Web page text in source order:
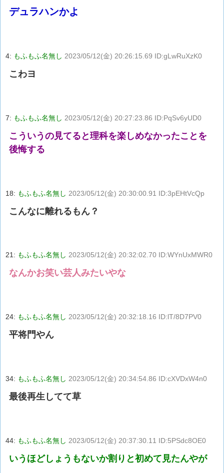
デュラハンかよ
4: もふもふ名無し 2023/05/12(金) 20:26:15.69 ID:gLwRuXzK0
こわヨ
7: もふもふ名無し 2023/05/12(金) 20:27:23.86 ID:PqSv6yUD0
こういうの見てると理科を楽しめなかったことを
後悔する
18: もふもふ名無し 2023/05/12(金) 20:30:00.91 ID:3pEHtVcQp
こんなに離れるもん？
21: もふもふ名無し 2023/05/12(金) 20:32:02.70 ID:WYnUxMWR0
なんかお笑い芸人みたいやな
24: もふもふ名無し 2023/05/12(金) 20:32:18.16 ID:lT/8D7PV0
平将門やん
34: もふもふ名無し 2023/05/12(金) 20:34:54.86 ID:cXVDxW4n0
最後再生してて草
44: もふもふ名無し 2023/05/12(金) 20:37:30.11 ID:5PSdc8OE0
いうほどしょうもないか割りと初めて見たんやが